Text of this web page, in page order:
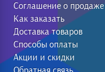
Соглашение о продаже
Как заказать
Доставка товаров
Способы оплаты
Акции и скидки